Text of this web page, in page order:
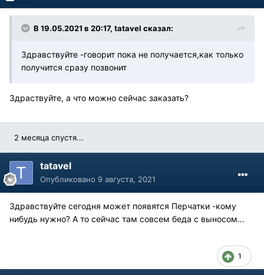
В 19.05.2021 в 20:17, tatavel сказал:
Здравствуйте -говорит пока не получается,как только
получится сразу позвонит
Здраствуйте, а что можно сейчас заказать?
2 месяца спустя...
tatavel
Опубликовано 9 августа, 2021
Здравствуйте сегодня может появятся Перчатки -кому
нибудь нужно? А то сейчас там совсем беда с выносом…
1